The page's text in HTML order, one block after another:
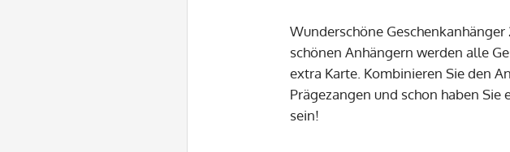
Wunderschöne
schönen Anhängern werden alle
extra Karte. Kombinieren Sie den
Prägezangen und schon haben
sein!